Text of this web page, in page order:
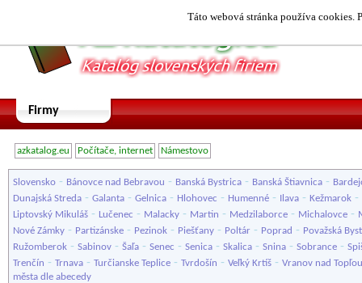
Táto webová stránka používa cookies.
Firmy
azkatalog.eu Počítače, internet Námestovo
Slovensko - Bánovce nad Bebravou - Banská Bystrica - Banská Štiavnica -
Dunajská Streda - Galanta - Gelnica - Hlohovec - Humenné - Ilava - Kežmarok -
Liptovský Mikuláš - Lučenec - Malacky - Martin - Medzilaborce - Michalovce -
Nové Zámky - Partizánske - Pezinok - Piešťany - Poltár - Poprad - Považská
Ružomberok - Sabinov - Šaľa - Senec - Senica - Skalica - Snina - Sobrance -
Trenčín - Trnava - Turčianske Teplice - Tvrdošín - Veľký Krtíš - Vranov nad Topľou
města dle abecedy